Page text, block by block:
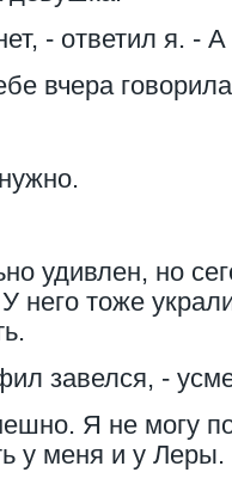
- ответил я. - А
вчера
удивлен, но
него тоже
завелся, -
Я не могу
у меня и у Леры.